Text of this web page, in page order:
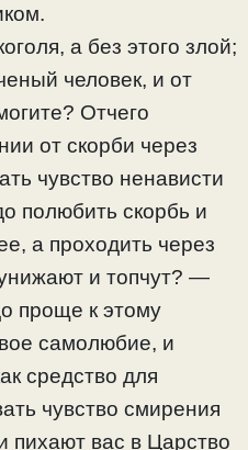
а без этого злой;
человек, и от
Отчего
от скорби через
чувство ненависти
полюбить скорбь и
а проходить через
и топчут? —
проще к этому
самолюбие, и
средство для
чувство смирения
пихают вас в Царство